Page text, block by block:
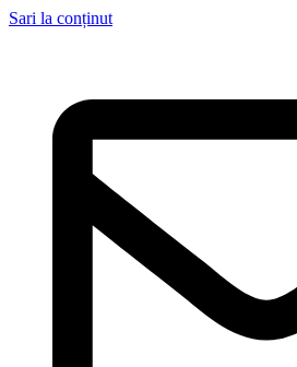
Sari la conținut